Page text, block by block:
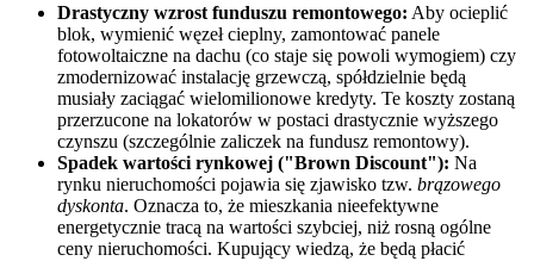
Drastyczny wzrost funduszu remontowego: Aby ocieplić
blok, wymienić węzeł cieplny, zamontować panele
fotowoltaiczne na dachu (co staje się powoli wymogiem) czy
zmodernizować instalację grzewczą, spółdzielnie będą
musiały zaciągać wielomilionowe kredyty. Te koszty zostaną
przerzucone na lokatorów w postaci drastycznie wyższego
czynszu (szczególnie zaliczek na fundusz remontowy).
Spadek wartości rynkowej ("Brown Discount"): Na
rynku nieruchomości pojawia się zjawisko tzw. brązowego
dyskonta. Oznacza to, że mieszkania nieefektywne
energetycznie tracą na wartości szybciej, niż rosną ogólne
ceny nieruchomości. Kupujący wiedzą, że będą płacić